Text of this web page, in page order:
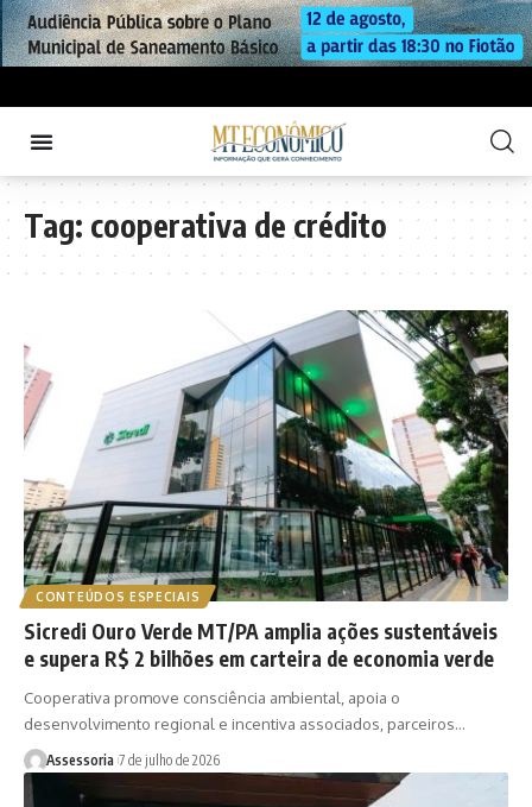
Tag: cooperativa de crédito
CONTEÚDOS ESPECIAIS
Sicredi Ouro Verde MT/PA amplia ações sustentáveis
e supera R$ 2 bilhões em carteira de economia verde
Cooperativa promove consciência ambiental, apoia o
desenvolvimento regional e incentiva associados, parceiros…
Assessoria 7 de julho de 2026